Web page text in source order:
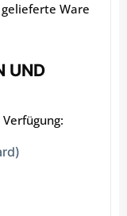
Ware
UND